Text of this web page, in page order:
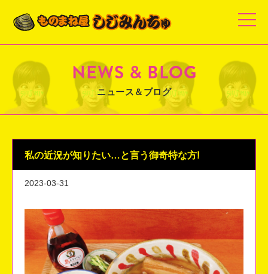
t
o
g
e
v
i
g
a
NEWS & BLOG
ニュース＆ブログ
私の近況が知りたい…と言う御奇特な方!
2023-03-31